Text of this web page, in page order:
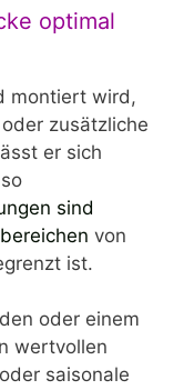
optimal
montiert wird,
zusätzliche
er sich
sind
von
ist.
oder einem
wertvollen
saisonale